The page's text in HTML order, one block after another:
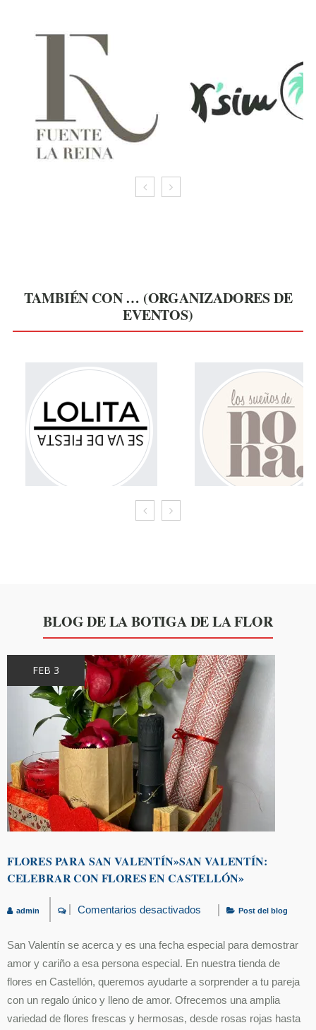
TAMBIÉN CON … (ORGANIZADORES DE
EVENTOS)
BLOG DE LA BOTIGA DE LA FLOR
FEB 3
FLORES PARA SAN VALENTÍN»SAN VALENTÍN:
CELEBRAR CON FLORES EN CASTELLÓN»
admin Comentarios desactivados
para
San
Valentín»San
Valentín:
Celebrar
con
Flores
en
Castellón»
Post del blog
San Valentín se acerca y es una fecha especial para demostrar
amor y cariño a esa persona especial. En nuestra tienda de
flores en Castellón, queremos ayudarte a sorprender a tu pareja
con un regalo único y lleno de amor. Ofrecemos una amplia
variedad de flores frescas y hermosas, desde rosas rojas hasta